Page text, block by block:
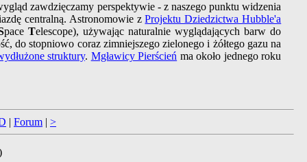
zawdzięczamy perspektywie - z naszego punktu widzenia
centralną. Astronomowie zProjektu Dziedzictwa Hubble'a
paceTelescope), używając naturalnie wyglądających barw do
do stopniowo coraz zimniejszego zielonego i żółtego gazu na
struktury. Mgławicy Pierścień ma około jednego roku
| Forum | >